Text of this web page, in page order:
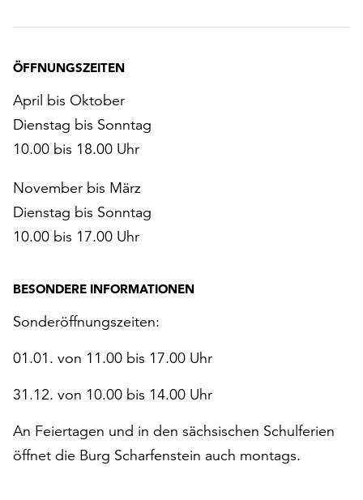
ÖFFNUNGSZEITEN
April bis Oktober
Dienstag bis Sonntag
10.00 bis 18.00 Uhr
November bis März
Dienstag bis Sonntag
10.00 bis 17.00 Uhr
BESONDERE INFORMATIONEN
Sonderöffnungszeiten:
01.01. von 11.00 bis 17.00 Uhr
31.12. von 10.00 bis 14.00 Uhr
An Feiertagen und in den sächsischen Schulferien
öffnet die Burg Scharfenstein auch montags.